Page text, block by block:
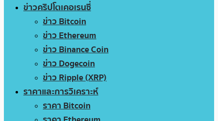
ข่าวคริปโตเคอเรนซี่
ข่าว Bitcoin
ข่าว Ethereum
ข่าว Binance Coin
ข่าว Dogecoin
ข่าว Ripple (XRP)
ราคาและการวิเคราะห์
ราคา Bitcoin